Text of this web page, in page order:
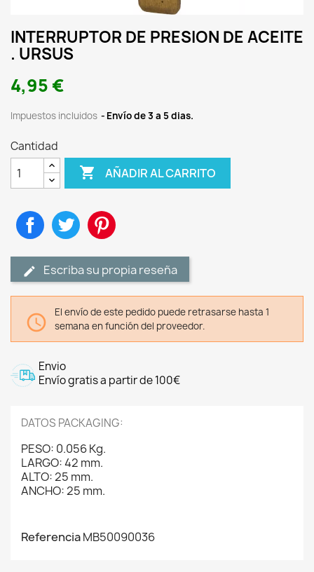
INTERRUPTOR DE PRESION DE ACEITE
. URSUS
4,95 €
Impuestos incluidos Envío de 3 a 5 dias.
Cantidad
 AÑADIR AL CARRITO
CompartirTuitear
Escriba su propia reseña

El envío de este pedido puede retrasarse hasta 1
semana en función del proveedor.
Envio
Envío gratis a partir de 100€
DATOS PACKAGING:
PESO: 0.056 Kg.
LARGO: 42 mm.
ALTO: 25 mm.
ANCHO: 25 mm.
ReferenciaMB50090036